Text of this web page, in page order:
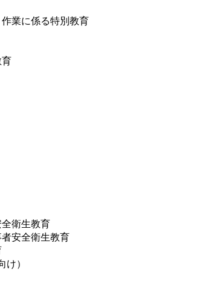
業に係る特別教育
育
衛生教育
安全衛生教育
け）